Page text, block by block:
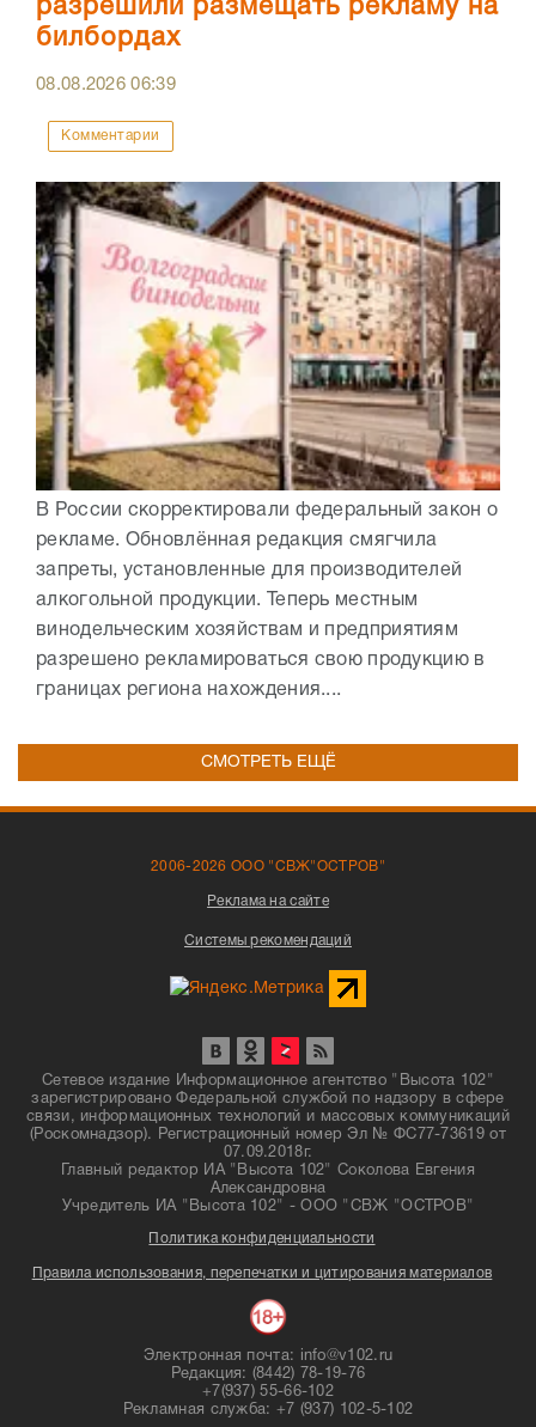
разрешили размещать рекламу на
билбордах
08.08.202606:39
Комментарии
В России скорректировали федеральный закон о
рекламе. Обновлённая редакция смягчила
запреты, установленные для производителей
алкогольной продукции. Теперь местным
винодельческим хозяйствам и предприятиям
разрешено рекламироваться свою продукцию в
границах региона нахождения....
СМОТРЕТЬ ЕЩЁ
2006-2026 ООО "СВЖ"ОСТРОВ"
Реклама на сайте
Системы рекомендаций
Сетевое издание Информационное агентство "Высота 102"
зарегистрировано Федеральной службой по надзору в сфере
связи, информационных технологий и массовых коммуникаций
(Роскомнадзор). Регистрационный номер Эл № ФС77-73619 от
07.09.2018г.
Главный редактор ИА "Высота 102" Соколова Евгения
Александровна
Учредитель ИА "Высота 102" - ООО "СВЖ "ОСТРОВ"
Политика конфиденциальности
Правила использования, перепечатки и цитирования материалов
Электронная почта: info@v102.ru
Редакция: (8442) 78-19-76
+7(937) 55-66-102
Рекламная служба: +7 (937) 102-5-102